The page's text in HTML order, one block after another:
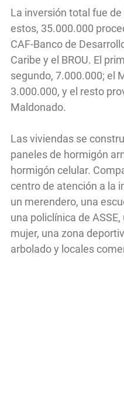
La inversión total fue
estos, 35.000.000
CAF-Banco de
Caribe y el BROU. El
segundo, 7.000.000; el
3.000.000, y el resto
Maldonado.
Las viviendas se
paneles de hormigón
hormigón celular.
centro de atención a la
un merendero, una
una policlínica de
mujer, una zona
arbolado y locales